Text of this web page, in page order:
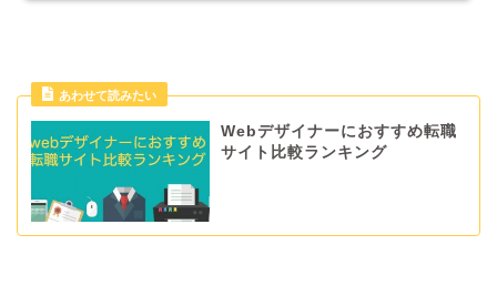
あわせて読みたい
Webデザイナーにおすすめ転職
サイト比較ランキング